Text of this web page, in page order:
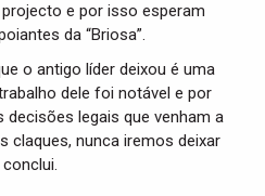
e por isso esperam
da “Briosa”.
o antigo líder deixou é uma
dele foi notável e por
decisões legais que venham a
claques, nunca iremos deixar